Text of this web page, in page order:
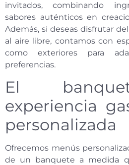
invitados, combinando
sabores auténticos en
Además, si deseas disfrutar
al aire libre, contamos con
como exteriores para
preferencias.
El
experiencia
personalizada
Ofrecemos menús
de un banquete a medida